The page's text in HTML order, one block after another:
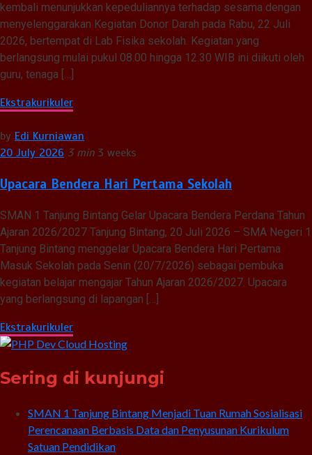
kembali menunjukkan kepeduliannya terhadap sesama dengan
menyelenggarakan Kegiatan Donor Darah pada Rabu, 22 Juli
2026, bertempat di Lab Fisika sekolah. Kegiatan yang
berlangsung mulai pukul 08.00 hingga 12.30 WIB ini diikuti oleh
guru, tenaga […]
Ekstrakurikuler
by Edi Kurniawan
20 July 2026 3 min 3 weeks
Upacara Bendera Hari Pertama Sekolah
SMAN 1 Tanjung Bintang Gelar Upacara Bendera Perdana Tahun
Ajaran 2026/2027 Tanjung Bintang, 20 Juli 2026 – SMA Negeri 1
Tanjung Bintang menggelar Upacara Bendera Hari Pertama
Masuk Sekolah pada Senin (20/7/2026) sebagai pembuka
kegiatan belajar mengajar Tahun Ajaran 2026/2027. Upacara
yang berlangsung di lapangan […]
Ekstrakurikuler
Sering di kunjungi
SMAN 1 Tanjung Bintang Menjadi Tuan Rumah Sosialisasi
Perencanaan Berbasis Data dan Penyusunan Kurikulum
Satuan Pendidikan